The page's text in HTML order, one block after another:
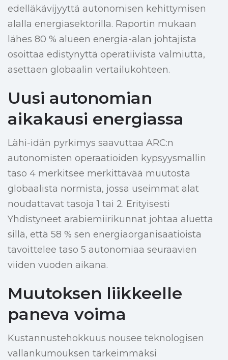
edelläkävijyyttä autonomisen kehittymisen
alalla energiasektorilla. Raportin mukaan
lähes 80 % alueen energia-alan johtajista
osoittaa edistynyttä operatiivista valmiutta,
asettaen globaalin vertailukohteen.
Uusi autonomian
aikakausi energiassa
Lähi-idän pyrkimys saavuttaa ARC:n
autonomisten operaatioiden kypsyysmallin
taso 4 merkitsee merkittävää muutosta
globaalista normista, jossa useimmat alat
noudattavat tasoja 1 tai 2. Erityisesti
Yhdistyneet arabiemiirikunnat johtaa aluetta
sillä, että 58 % sen energiaorganisaatioista
tavoittelee taso 5 autonomiaa seuraavien
viiden vuoden aikana.
Muutoksen liikkeelle
paneva voima
Kustannustehokkuus nousee teknologisen
vallankumouksen tärkeimmäksi